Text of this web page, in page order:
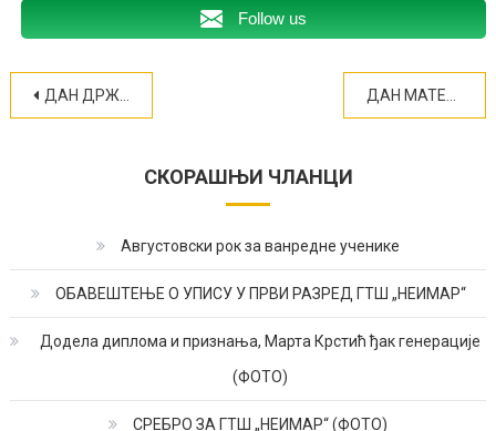
Follow us
Кретање
ДАН ДРЖАВНОСТИ СРБИЈЕ
СКОРАШЊИ ЧЛАНЦИ
Августовски рок за ванредне ученике
ОБАВЕШТЕЊЕ О УПИСУ У ПРВИ РАЗРЕД ГТШ „НЕИМАР“
Додела диплома и признања, Марта Крстић ђак генерације
(ФОТО)
СРЕБРО ЗА ГТШ „НЕИМАР“ (ФОТО)